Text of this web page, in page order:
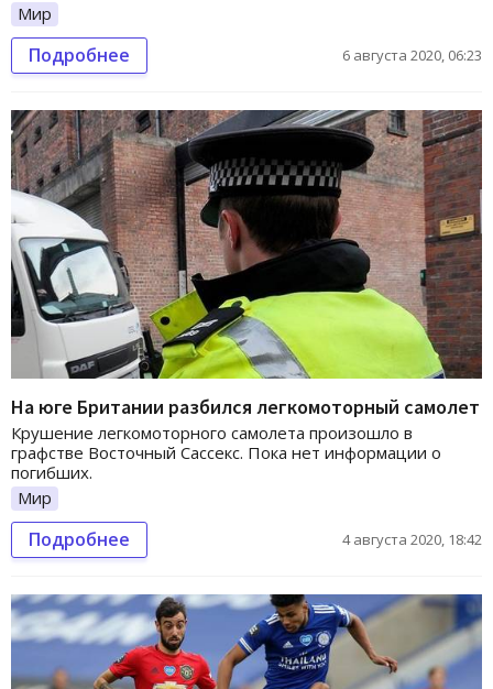
Мир
Подробнее 6 августа 2020, 06:23
На юге Британии разбился легкомоторный самолет
Крушение легкомоторного самолета произошло в
графстве Восточный Сассекс. Пока нет информации о
погибших.
Мир
Подробнее 4 августа 2020, 18:42